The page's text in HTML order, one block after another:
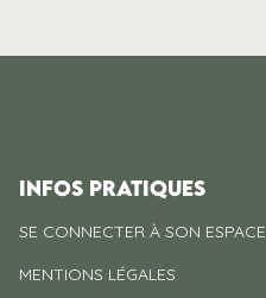
INFOS PRATIQUES
SE CONNECTER À SON ESPACE
MENTIONS LÉGALES